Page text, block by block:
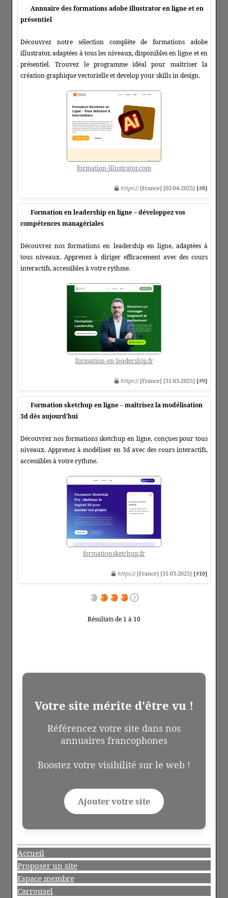
Annuaire des formations adobe illustrator en ligne et en
présentiel
Découvrez notre sélection complète de formations adobe
illustrator, adaptées à tous les niveaux, disponibles en ligne et en
présentiel. Trouvez le programme idéal pour maîtriser la
création graphique vectorielle et develop your skills in design.
formation-illustrator.com
https:// [France] [02-04-2025] [#8]
Formation en leadership en ligne – développez vos
compétences managériales
Découvrez nos formations en leadership en ligne, adaptées à
tous niveaux. Apprenez à diriger efficacement avec des cours
interactifs, accessibles à votre rythme.
formation-en-leadership.fr
https:// [France] [31-03-2025] [#9]
Formation sketchup en ligne – maîtrisez la modélisation
3d dès aujourd'hui
Découvrez nos formations sketchup en ligne, conçues pour tous
niveaux. Apprenez à modéliser en 3d avec des cours interactifs,
accessibles à votre rythme.
formationsketchup.fr
https:// [France] [31-03-2025] [#10]
Résultats de 1 à 10
Votre site mérite d'être vu !
Référencez votre site dans nos
annuaires francophones
Boostez votre visibilité sur le web !
Ajouter votre site
Accueil
Proposer un site
Espace membre
Carrousel